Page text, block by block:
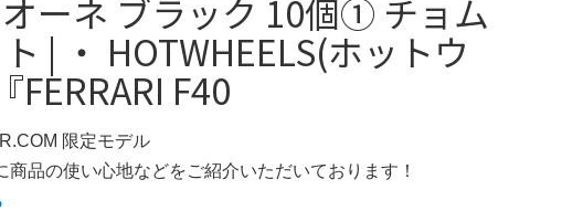
ーネ ブラック 10個① チョム
| ・ HOTWHEELS(ホットウ
FERRARI F40
限定モデル
商品の使い心地などをご紹介いただいております！